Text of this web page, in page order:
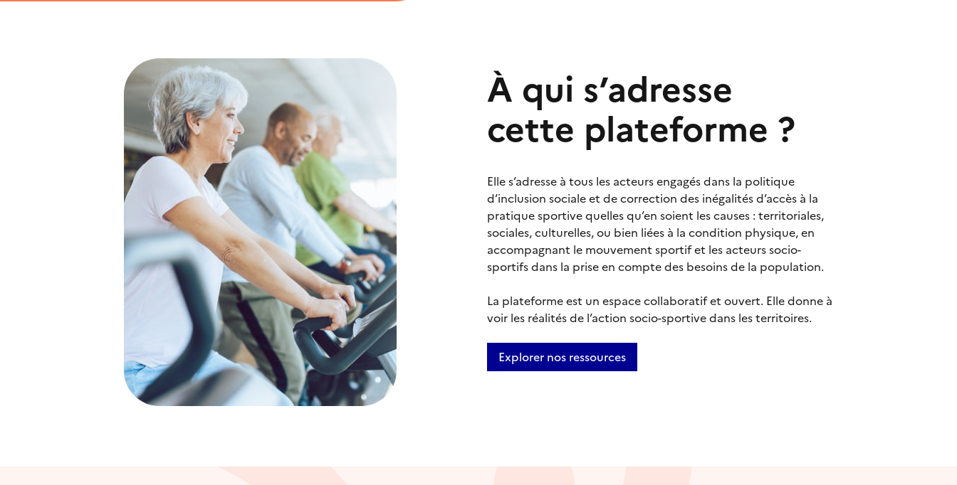
À qui s’adresse
cette plateforme ?
Elle s’adresse à tous les acteurs engagés dans la politique
d’inclusion sociale et de correction des inégalités d’accès à la
pratique sportive quelles qu’en soient les causes : territoriales,
sociales, culturelles, ou bien liées à la condition physique, en
accompagnant le mouvement sportif et les acteurs socio-
sportifs dans la prise en compte des besoins de la population.
La plateforme est un espace collaboratif et ouvert. Elle donne à
voir les réalités de l’action socio-sportive dans les territoires.
Explorer nos ressources